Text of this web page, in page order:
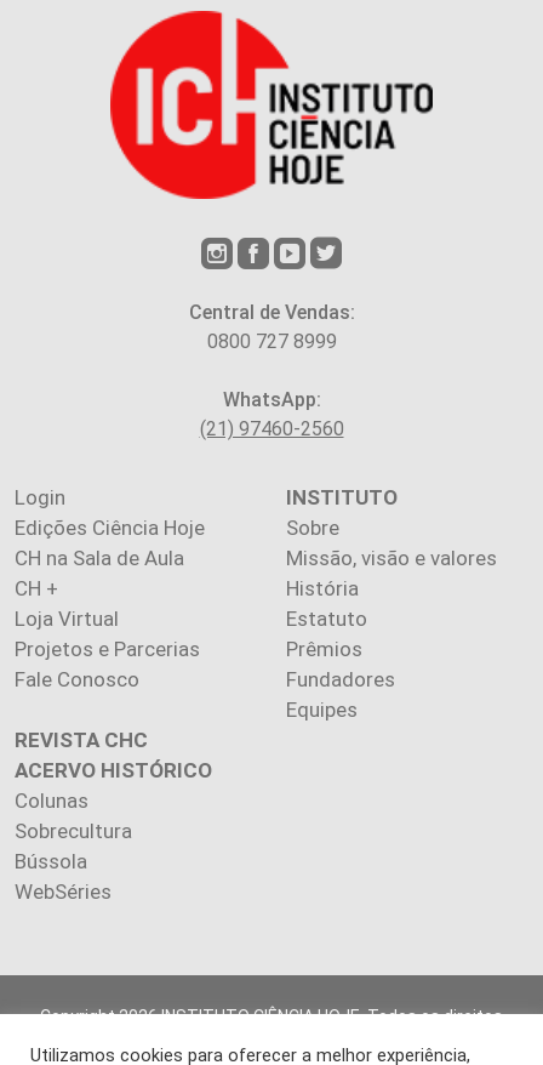
Central de Vendas:
0800 727 8999
WhatsApp:
(21) 97460-2560
Login
Edições Ciência Hoje
CH na Sala de Aula
CH +
Loja Virtual
Projetos e Parcerias
Fale Conosco
INSTITUTO
Sobre
Missão, visão e valores
História
Estatuto
Prêmios
Fundadores
Equipes
REVISTA CHC
ACERVO HISTÓRICO
Colunas
Sobrecultura
Bússola
WebSéries
Copyright 2026 INSTITUTO CIÊNCIA HOJE. Todos os direitos
Utilizamos cookies para oferecer a melhor experiência,